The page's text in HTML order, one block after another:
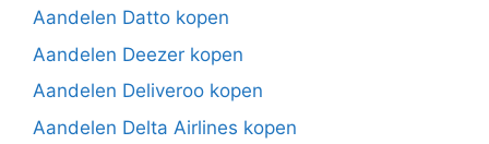
Aandelen Datto kopen
Aandelen Deezer kopen
Aandelen Deliveroo kopen
Aandelen Delta Airlines kopen